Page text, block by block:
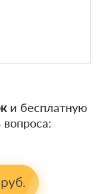
и бесплатную
вопроса: